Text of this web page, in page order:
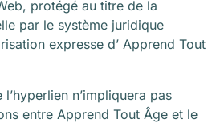
protégé au titre de la
par le système juridique
expresse d’ Apprend Tout
n’impliquera pas
entre Apprend Tout Âge et le